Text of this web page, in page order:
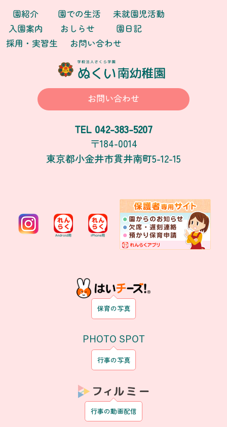
園紹介 園での生活
未就園児活動
入園案内
おしらせ
園日記
採用・実習生
お問い合わせ
お問い合わせ
TEL 042-383-5207
〒184-0014
東京都小金井市貫井南町5-12-15
保育の写真
PHOTO SPOT
行事の写真
行事の動画配信